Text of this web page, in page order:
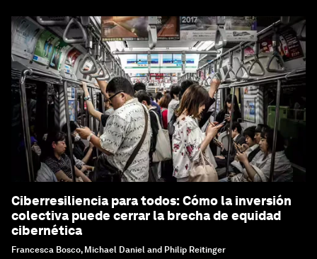
Ciberresiliencia para todos: Cómo la inversión
colectiva puede cerrar la brecha de equidad
cibernética
Francesca Bosco, Michael Daniel and Philip Reitinger